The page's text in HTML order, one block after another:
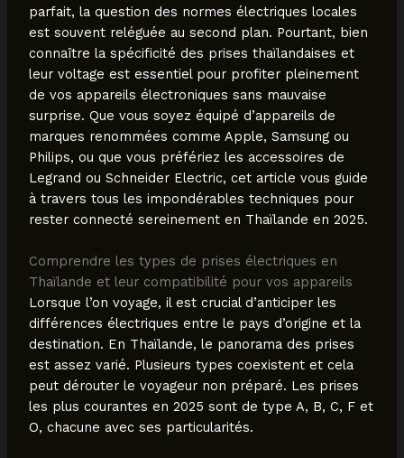
parfait, la question des normes électriques locales
est souvent reléguée au second plan. Pourtant, bien
connaître la spécificité des prises thaïlandaises et
leur voltage est essentiel pour profiter pleinement
de vos appareils électroniques sans mauvaise
surprise. Que vous soyez équipé d’appareils de
marques renommées comme Apple, Samsung ou
Philips, ou que vous préfériez les accessoires de
Legrand ou Schneider Electric, cet article vous guide
à travers tous les impondérables techniques pour
rester connecté sereinement en Thaïlande en 2025.
Comprendre les types de prises électriques en
Thaïlande et leur compatibilité pour vos appareils
Lorsque l’on voyage, il est crucial d’anticiper les
différences électriques entre le pays d’origine et la
destination. En Thaïlande, le panorama des prises
est assez varié. Plusieurs types coexistent et cela
peut dérouter le voyageur non préparé. Les prises
les plus courantes en 2025 sont de type A, B, C, F et
O, chacune avec ses particularités.